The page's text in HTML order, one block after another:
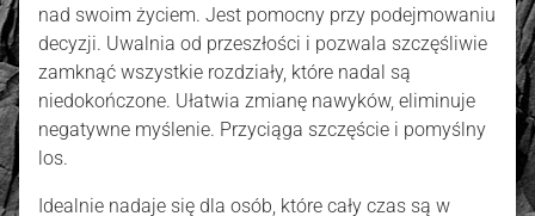
nad swoim życiem. Jest pomocny przy podejmowaniu
decyzji. Uwalnia od przeszłości i pozwala szczęśliwie
zamknąć wszystkie rozdziały, które nadal są
niedokończone. Ułatwia zmianę nawyków, eliminuje
negatywne myślenie. Przyciąga szczęście i pomyślny
los.
Idealnie nadaje się dla osób, które cały czas są w